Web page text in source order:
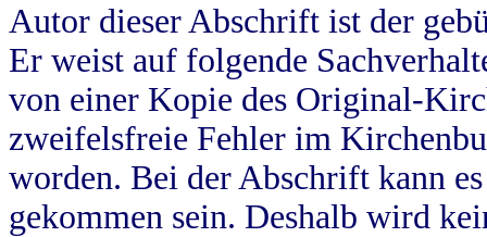
Autor dieser Abschrift ist der
Er weist auf folgende
von einer Kopie des Original-
zweifelsfreie Fehler im
worden. Bei der Abschrift kann
gekommen sein. Deshalb wird